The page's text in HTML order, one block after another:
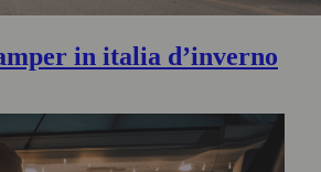
in italia d’inverno